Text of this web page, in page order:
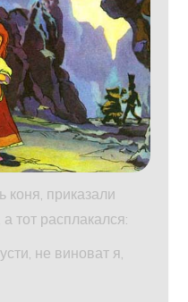
приказали
тот расплакался:
не виноват я,